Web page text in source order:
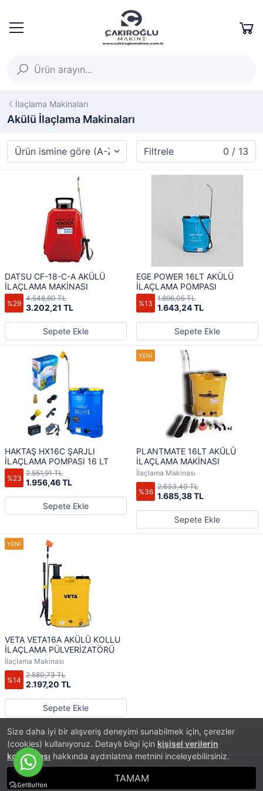
Size daha iyi bir alışveriş deneyimi sunabilmek için, çerezler
(cookies) kullanıyoruz. Detaylı bilgi için kişisel verilerin
korunması hakkında aydınlatma metnini inceleyebilirsiniz.
TAMAM
İlaçlama Makinaları
Akülü İlaçlama Makinaları
Filtrele 0 / 13
DATSU CF-18-C-A AKÜLÜ
İLAÇLAMA MAKİNASI
%29 3.202,21 TL
4.548,60 TL
Sepete Ekle
EGE POWER 16LT AKÜLÜ
İLAÇLAMA POMPASI
%13 1.643,24 TL
1.896,05 TL
Sepete Ekle
HAKTAŞ HX16C ŞARJLI
İLAÇLAMA POMPASI 16 LT
%23 1.956,46 TL
2.551,91 TL
Sepete Ekle
PLANTMATE 16LT AKÜLÜ
İLAÇLAMA MAKİNASI
İlaçlama Makinası
%36 1.685,38 TL
2.633,40 TL
Sepete Ekle
VETA VETA16A AKÜLÜ KOLLU
İLAÇLAMA PÜLVERİZATÖRÜ
İlaçlama Makinası
%14 2.197,20 TL
2.580,73 TL
Sepete Ekle
1
PlatinMarket E-Ticaret Sistemi